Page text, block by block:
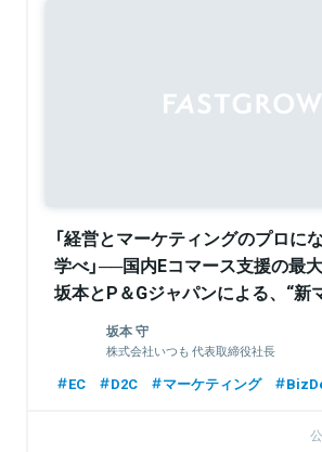
「経営とマーケティングのプロに
学べ」──国内Eコマース支援の最
坂本とP＆Gジャパンによる、“新
グ談義”坂本 守
株式会社いつも 代表取締役社長
EC D2C マーケティング